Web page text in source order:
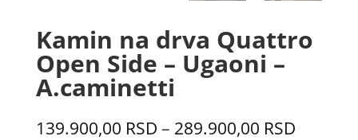
Kamin na drva Quattro
Open Side – Ugaoni –
A.caminetti
139.900,00 RSD – 289.900,00 RSDРаспон